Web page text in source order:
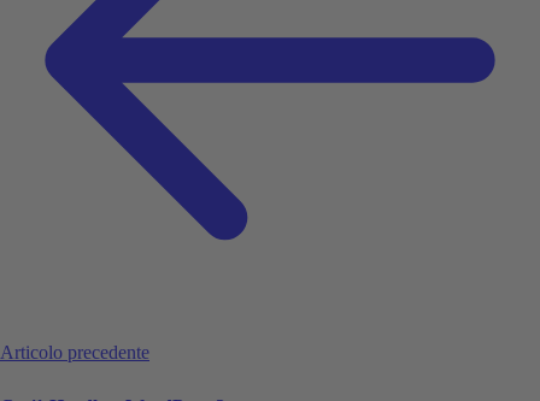
Articolo precedente